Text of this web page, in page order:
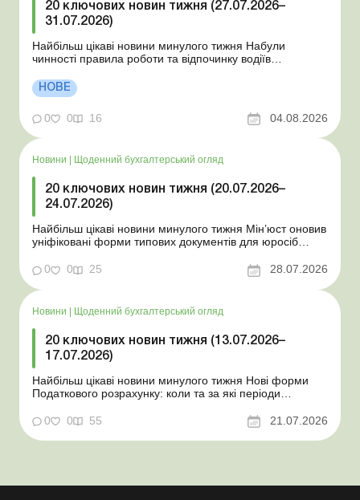
20 ключових новин тижня (27.07.2026–
31.07.2026)
Найбільш цікаві новини минулого тижня Набули
чинності правила роботи та відпочинку водіїв
стан Для сільгосппідприємств і ФОП запроваджено нові
одноразові статистичні форми З 2 серпня змінюється
порядок зарахування окремих періодів роботи до стр...
НОВЕ
0 0 16 04.08.2026
Новини Щоденний бухгалтерський огляд
20 ключових новин тижня (20.07.2026–
24.07.2026)
Найбільш цікаві новини минулого тижня Мін’юст оновив
уніфіковані форми типових документів для юросіб
координаційного центру з організації бронювання У
працівника виявлено статус «у розшуку»: що потрібно
0 0 25 28.07.2026
Новини | Щоденний бухгалтерський огляд
20 ключових новин тижня (13.07.2026–
17.07.2026)
Найбільш цікаві новини минулого тижня Нові форми
Податкового розрахунку: коли та за які періоди
відстрочки від призову під час мобілізації удосконалено
Кабмін утворив Координаційний центр з організації
бронювання військовозобов’язаних Верховна ...
0 0 55 21.07.2026